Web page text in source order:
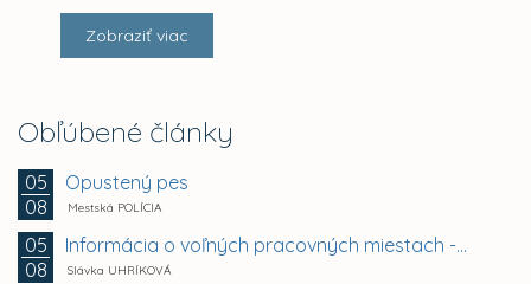
Zobraziť viac
Obľúbené články
05
08
Opustený pes
Mestská POLÍCIA
05
08
Informácia o voľných pracovných miestach -...
Slávka UHRÍKOVÁ